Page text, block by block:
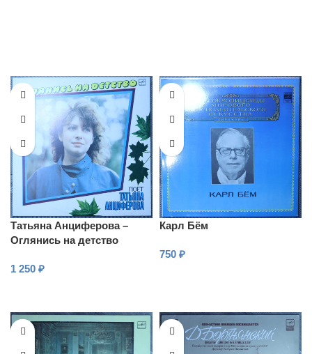
Татьяна Анциферова –
Оглянись на детство
1 250 ₽
Карл Бём
750 ₽